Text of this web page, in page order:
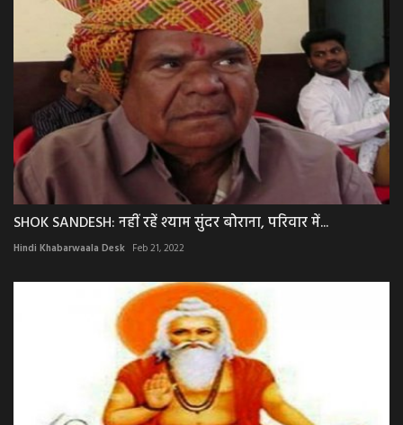
SHOK SANDESH: नहीं रहें श्याम सुंदर बोराना, परिवार में...
Hindi Khabarwaala Desk Feb 21, 2022